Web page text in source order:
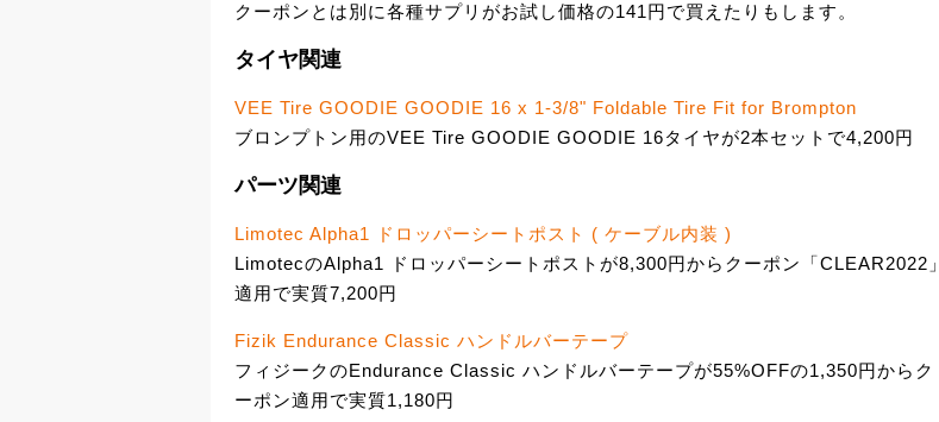
クーポンとは別に各種サプリがお試し価格の141円で買えたりもします。
タイヤ関連
VEE Tire GOODIE GOODIE 16 x 1-3/8" Foldable Tire Fit for Brompton
ブロンプトン用のVEE Tire GOODIE GOODIE 16タイヤが2本セットで4,200円
パーツ関連
Limotec Alpha1 ドロッパーシートポスト ( ケーブル内装 )
LimotecのAlpha1 ドロッパーシートポストが8,300円からクーポン「CLEAR2022」
適用で実質7,200円
Fizik Endurance Classic ハンドルバーテープ
フィジークのEndurance Classic ハンドルバーテープが55%OFFの1,350円からク
ーポン適用で実質1,180円